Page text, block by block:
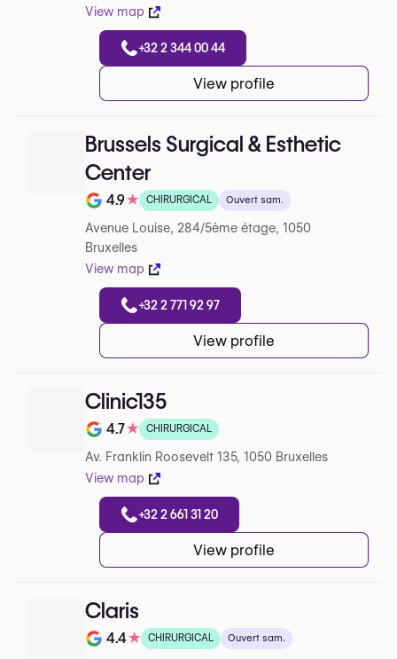
View map
+32 2 344 00 44
View profile
Brussels Surgical & Esthetic
Center
Note de 4.9 sur 5 sur Google
4.9★ CHIRURGICAL Ouvert sam.
Avenue Louise, 284/5ème étage, 1050
Bruxelles
View map
+32 2 771 92 97
View profile
Clinic135
Note de 4.7 sur 5 sur Google
4.7★ CHIRURGICAL
Av. Franklin Roosevelt 135, 1050 Bruxelles
View map
+32 2 661 31 20
View profile
Claris
Note de 4.4 sur 5 sur Google
4.4★ CHIRURGICAL Ouvert sam.